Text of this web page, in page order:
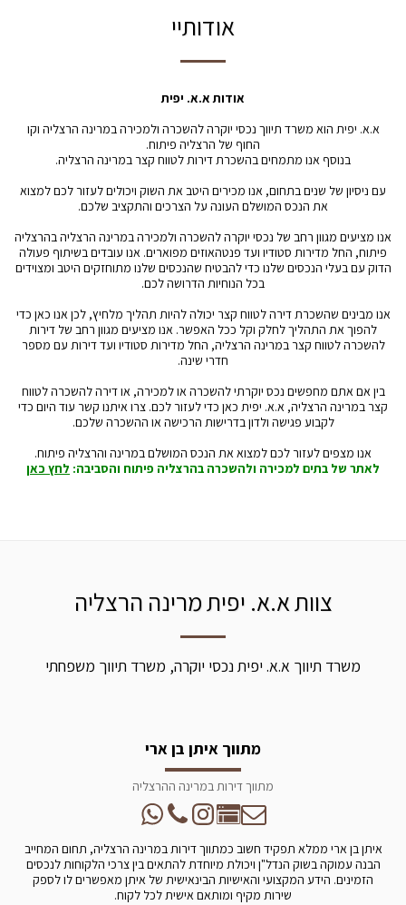
אודותיי
אודות א.א. יפית
א.א. יפית הוא משרד תיווך נכסי יוקרה להשכרה ולמכירה במרינה הרצליה וקו
החוף של הרצליה פיתוח.
בנוסף אנו מתמחים בהשכרת דירות לטווח קצר במרינה הרצליה.
עם ניסיון של שנים בתחום, אנו מכירים היטב את השוק ויכולים לעזור לכם למצוא
את הנכס המושלם העונה על הצרכים והתקציב שלכם.
אנו מציעים מגוון רחב של נכסי יוקרה להשכרה ולמכירה במרינה הרצליה בהרצליה
פיתוח, החל מדירות סטודיו ועד פנטהאוזים מפוארים. אנו עובדים בשיתוף פעולה
הדוק עם בעלי הנכסים שלנו כדי להבטיח שהנכסים שלנו מתוחזקים היטב ומצוידים
בכל הנוחיות הדרושה לכם.
אנו מבינים שהשכרת דירה לטווח קצר יכולה להיות תהליך מלחיץ, לכן אנו כאן כדי
להפוך את התהליך לחלק וקל ככל האפשר. אנו מציעים מגוון רחב של דירות
להשכרה לטווח קצר במרינה הרצליה, החל מדירות סטודיו ועד דירות עם מספר
חדרי שינה.
בין אם אתם מחפשים נכס יוקרתי להשכרה או למכירה, או דירה להשכרה לטווח
קצר במרינה הרצליה, א.א. יפית כאן כדי לעזור לכם. צרו איתנו קשר עוד היום כדי
לקבוע פגישה ולדון בדרישות הרכישה או ההשכרה שלכם.
אנו מצפים לעזור לכם למצוא את הנכס המושלם במרינה והרצליה פיתוח.
לאתר של בתים למכירה ולהשכרה בהרצליה פיתוח והסביבה:לחץ כאן
צוות א.א. יפית מרינה הרצליה
משרד תיווך א.א. יפית נכסי יוקרה, משרד תיווך משפחתי
מתווך איתן בן ארי
מתווך דירות במרינה ההרצליה
איתן בן ארי ממלא תפקיד חשוב כמתווך דירות במרינה הרצליה, תחום המחייב
הבנה עמוקה בשוק הנדל"ן ויכולת מיוחדת להתאים בין צרכי הלקוחות לנכסים
הזמינים. הידע המקצועי והאישיות הבינאישית של איתן מאפשרים לו לספק
שירות מקיף ומותאם אישית לכל לקוח.